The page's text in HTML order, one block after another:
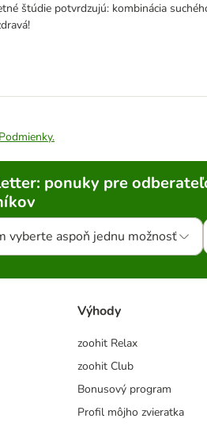
štúdie potvrdzujú: kombinácia
Podmienky.
ponuky pre
vyberte aspoň jednu možnosť
Výhody
zoohit Relax
zoohit Club
Bonusový program
Profil môjho zvieratka